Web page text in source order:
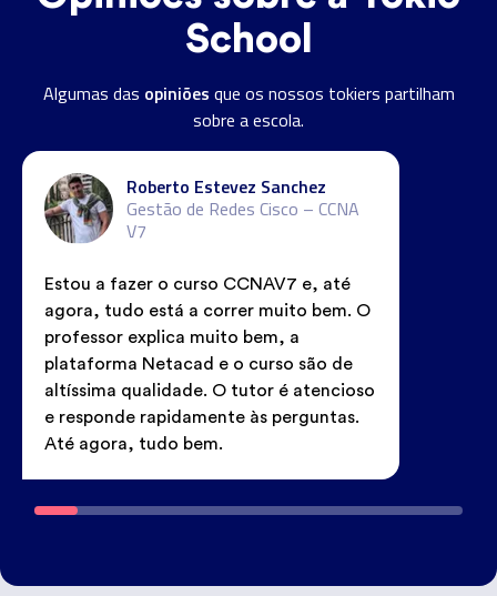
School
Algumas das opiniões que os nossos tokiers partilham
sobre a escola.
Roberto Estevez Sanchez
Gestão de Redes Cisco – CCNA
V7
Estou a fazer o curso CCNAV7 e, até
agora, tudo está a correr muito bem. O
professor explica muito bem, a
plataforma Netacad e o curso são de
altíssima qualidade. O tutor é atencioso
e responde rapidamente às perguntas.
Até agora, tudo bem.